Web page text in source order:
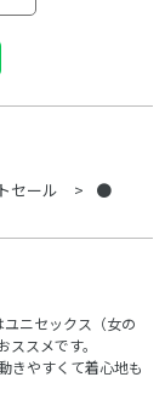
セール
●
ニセックス（女の
スメです。
きやすくて着心地も